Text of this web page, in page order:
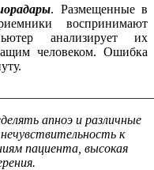
. Размещенные в
воспринимают
анализирует их
человеком. Ошибка
апноэ и различные
остьк
пациента, высокая